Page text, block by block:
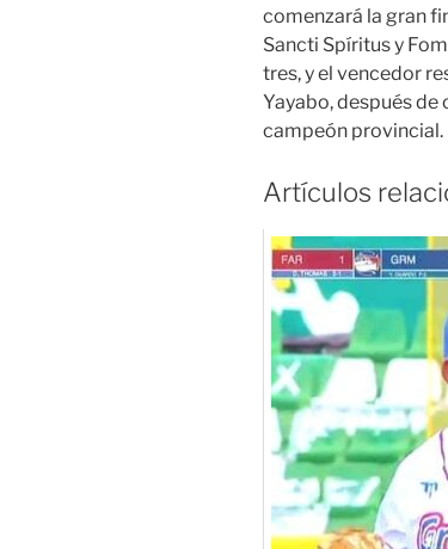
comenzará la gran
Sancti Spíritus y
tres, y el vencedor
Yayabo, después
campeón provincial.
Artículos